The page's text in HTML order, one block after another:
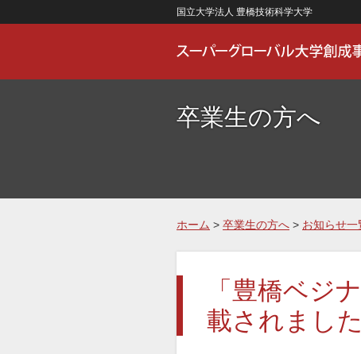
国立大学法人 豊橋技術科学大学
卒業生の方へ
ホーム > 卒業生の方へ > お知らせ一
「豊橋ベジ
載されました